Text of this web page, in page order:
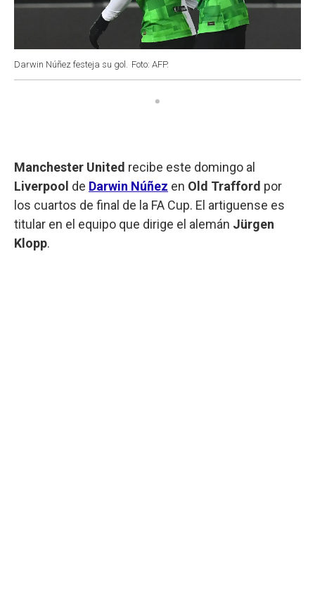
Darwin Núñez festeja su gol. Foto: AFP.
Manchester United recibe este domingo al
Liverpool de Darwin Núñez en Old Trafford por
los cuartos de final de la FA Cup. El artiguense es
titular en el equipo que dirige el alemán Jürgen
Klopp.